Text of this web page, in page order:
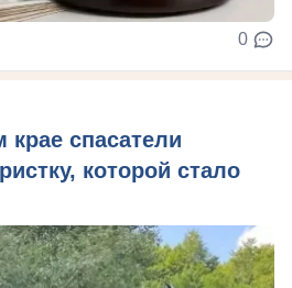
0
крае спасатели
которой стало